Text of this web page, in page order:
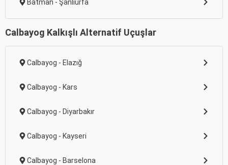
Batman - Şanlıurfa
Calbayog Kalkışlı Alternatif Uçuşlar
Calbayog - Elazığ
Calbayog - Kars
Calbayog - Diyarbakır
Calbayog - Kayseri
Calbayog - Barselona